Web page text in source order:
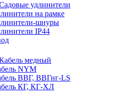
удлинители
на рамке
шнуры
IP44
медный
NYM
ВВГ, ВВГнг-LS
КГ, КГ-ХЛ